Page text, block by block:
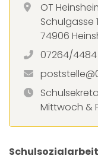
OT
Schulgasse
74906
07264/4484
Mittwoch &